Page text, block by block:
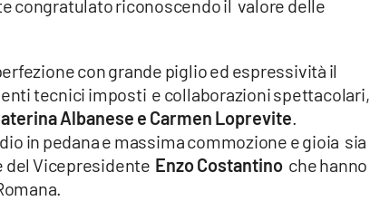
congratulato riconoscendo il valore delle
con grande piglio ed espressività il
tecnici imposti e collaborazioni spettacolari,
Albanese e Carmen Loprevite.
in pedana e massima commozione e gioia sia
del Vicepresidente Enzo Costantino che hanno